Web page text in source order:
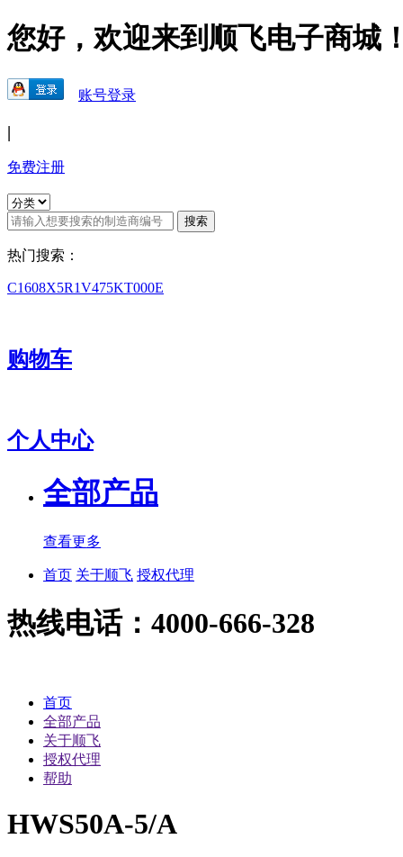
您好，欢迎来到顺飞电子商城
账号登录
|
免费注册
热门搜索：
C1608X5R1V475KT000E
购物车
个人中心
全部产品
查看更多
首页 关于顺飞 授权代理
热线电话：4000-666-328
首页
全部产品
关于顺飞
授权代理
帮助
HWS50A-5/A